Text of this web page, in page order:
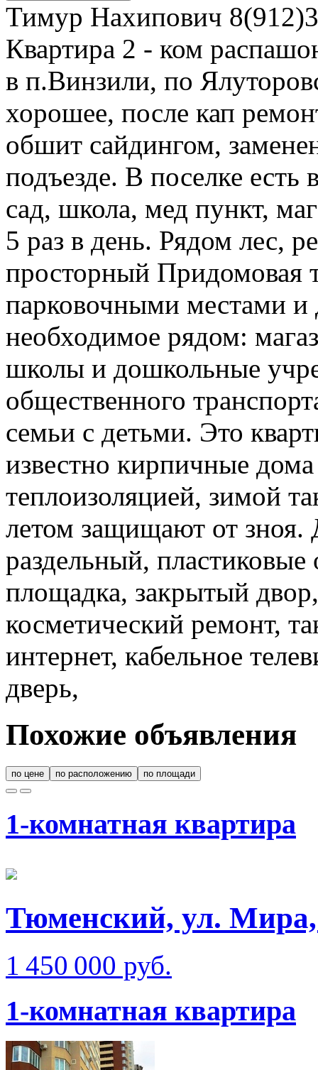
Тимур Нахипович
Квартира 2 - ком
в п.Винзили, по
хорошее, после кап
обшит сайдингом,
подъезде. В поселке
сад, школа, мед пункт,
5 раз в день. Рядом лес,
просторный Придомовая
парковочными местами и
необходимое рядом:
школы и дошкольные
общественного
семьи с детьми. Это
известно кирпичные
теплоизоляцией, зимой
летом защищают от зноя.
раздельный, пластиковые
площадка, закрытый
косметический ремонт,
интернет, кабельное
дверь,
Похожие объявления
по цене по расположению по площади
1-комнатная квартира
Тюменский, ул. Мира,
1 450 000 руб.
1-комнатная квартира